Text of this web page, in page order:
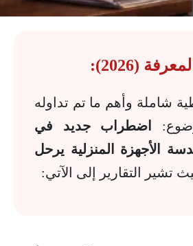
(2026):
شاملة وأهم ما تم تداوله
اضطراب جديد في
الأجهزة المنزلية يرحل
تشير التقارير إلى الآتي: